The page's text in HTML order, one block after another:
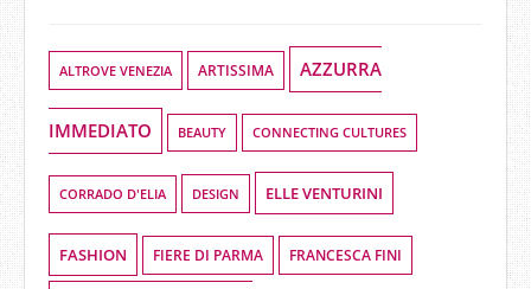
ALTROVE VENEZIA ARTISSIMA AZZURRA
IMMEDIATO BEAUTY CONNECTING CULTURES
CORRADO D'ELIA DESIGN ELLE VENTURINI
FASHION FIERE DI PARMA FRANCESCA FINI